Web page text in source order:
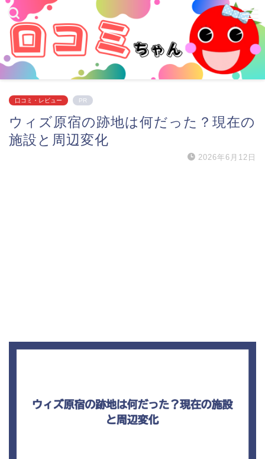
口コミ・レビュー PR
ウィズ原宿の跡地は何だった？現在の
施設と周辺変化
2026年6月12日